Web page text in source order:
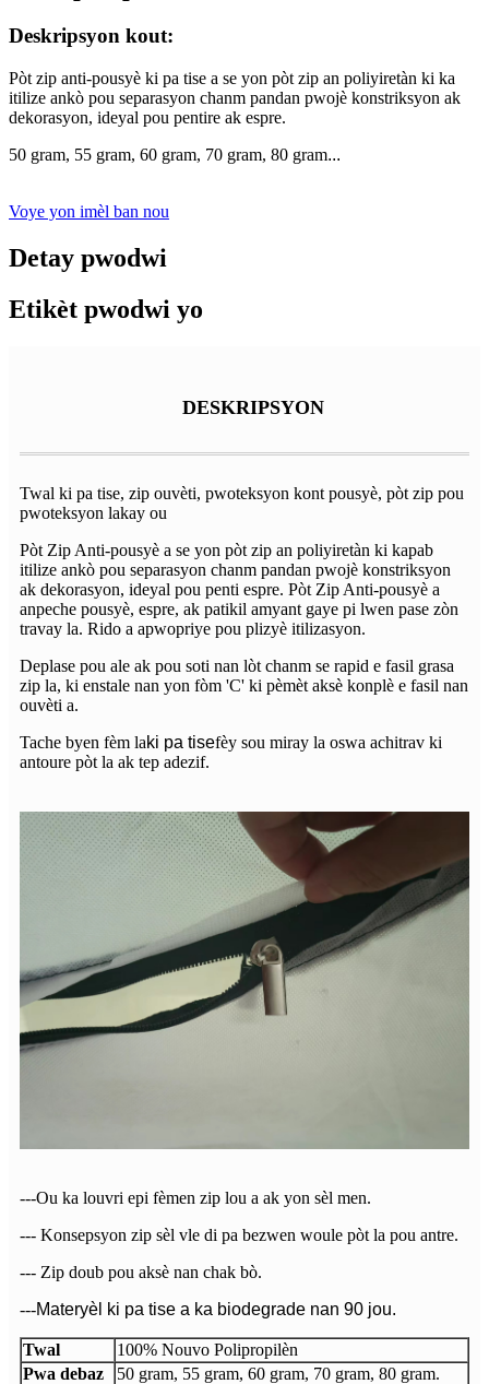
Deskripsyon kout:
Pòt zip anti-pousyè ki pa tise a se yon pòt zip an poliyiretàn ki ka
itilize ankò pou separasyon chanm pandan pwojè konstriksyon ak
dekorasyon, ideyal pou pentire ak espre.
50 gram, 55 gram, 60 gram, 70 gram, 80 gram...
Voye yon imèl ban nou
Detay pwodwi
Etikèt pwodwi yo
DESKRIPSYON
Twal ki pa tise, zip ouvèti, pwoteksyon kont pousyè, pòt zip pou
pwoteksyon lakay ou
Pòt Zip Anti-pousyè a se yon pòt zip an poliyiretàn ki kapab
itilize ankò pou separasyon chanm pandan pwojè konstriksyon
ak dekorasyon, ideyal pou penti espre. Pòt Zip Anti-pousyè a
anpeche pousyè, espre, ak patikil amyant gaye pi lwen pase zòn
travay la. Rido a apwopriye pou plizyè itilizasyon.
Deplase pou ale ak pou soti nan lòt chanm se rapid e fasil grasa
zip la, ki enstale nan yon fòm 'C' ki pèmèt aksè konplè e fasil nan
ouvèti a.
Tache byen fèm laki pa tisefèy sou miray la oswa achitrav ki
antoure pòt la ak tep adezif.
---Ou ka louvri epi fèmen zip lou a ak yon sèl men.
--- Konsepsyon zip sèl vle di pa bezwen woule pòt la pou antre.
--- Zip doub pou aksè nan chak bò.
---Materyèl ki pa tise a ka biodegrade nan 90 jou.
Twal
100% Nouvo Polipropilèn
Pwa debaz
50 gram, 55 gram, 60 gram, 70 gram, 80 gram.